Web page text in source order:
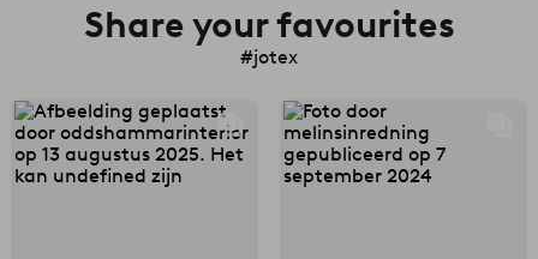
Share your favourites
#jotex